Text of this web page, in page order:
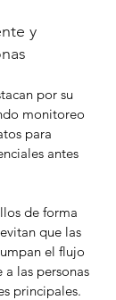
y
por su
monitoreo
para
antes
de forma
que las
el flujo
las personas
principales.